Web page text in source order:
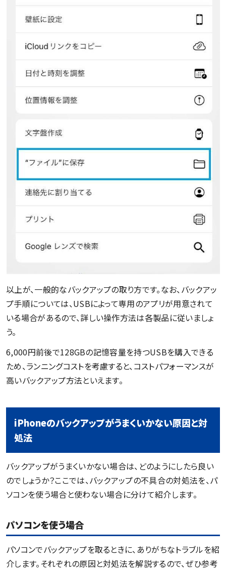
以上が、一般的なバックアップの取り方です。なお、バックアッ
プ手順については、USBによって専用のアプリが用意されて
いる場合があるので、詳しい操作方法は各製品に従いましょ
う。
6,000円前後で128GBの記憶容量を持つUSBを購入できる
ため、ランニングコストを考慮すると、コストパフォーマンスが
高いバックアップ方法といえます。
iPhoneのバックアップがうまくいかない原因と対
処法
バックアップがうまくいかない場合は、どのようにしたら良い
のでしょうか？ここでは、バックアップの不具合の対処法を、パ
ソコンを使う場合と使わない場合に分けて紹介します。
パソコンを使う場合
パソコンでバックアップを取るときに、ありがちなトラブルを紹
介します。それぞれの原因と対処法を解説するので、ぜひ参考